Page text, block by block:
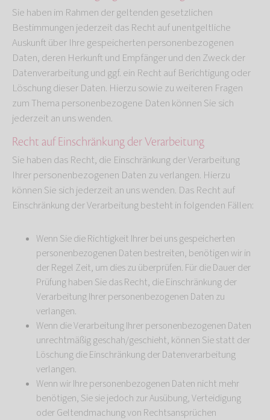
Sie haben im Rahmen der geltenden gesetzlichen
Bestimmungen jederzeit das Recht auf unentgeltliche
Auskunft über Ihre gespeicherten personenbezogenen
Daten, deren Herkunft und Empfänger und den Zweck der
Datenverarbeitung und ggf. ein Recht auf Berichtigung oder
Löschung dieser Daten. Hierzu sowie zu weiteren Fragen
zum Thema personenbezogene Daten können Sie sich
jederzeit an uns wenden.
Recht auf Einschränkung der Verarbeitung
Sie haben das Recht, die Einschränkung der Verarbeitung
Ihrer personenbezogenen Daten zu verlangen. Hierzu
können Sie sich jederzeit an uns wenden. Das Recht auf
Einschränkung der Verarbeitung besteht in folgenden Fällen:
Wenn Sie die Richtigkeit Ihrer bei uns gespeicherten
personenbezogenen Daten bestreiten, benötigen wir in
der Regel Zeit, um dies zu überprüfen. Für die Dauer der
Prüfung haben Sie das Recht, die Einschränkung der
Verarbeitung Ihrer personenbezogenen Daten zu
verlangen.
Wenn die Verarbeitung Ihrer personenbezogenen Daten
unrechtmäßig geschah/geschieht, können Sie statt der
Löschung die Einschränkung der Datenverarbeitung
verlangen.
Wenn wir Ihre personenbezogenen Daten nicht mehr
benötigen, Sie sie jedoch zur Ausübung, Verteidigung
oder Geltendmachung von Rechtsansprüchen